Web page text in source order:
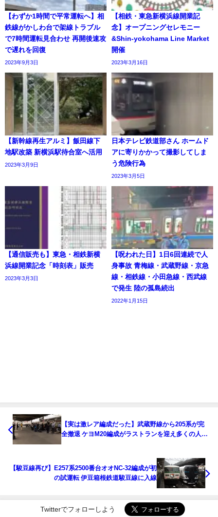
【わずか1時間で平常運転へ】相
鉄線がかしわ台で架線トラブル
で7時間運転見合わせ 再開後速攻
で遅れを回復
2023年9月3日
【相鉄・東急新横浜線開業記
念】オープニングセレモニー
&Shin-yokohama Line Market
開催
2023年3月16日
【新幹線再生アルミ】飯田線下
地駅改築 新横浜駅待合室へ活用
2023年3月9日
日本テレビ鉄道部さん ホームド
アに寄りかかって撮影してしま
う危険行為
2023年3月5日
【通信販売も】東急・相鉄新横
浜線開業記念「時刻表」販売
2023年3月3日
【呪われた日】1日6回連続で人
身事故 青梅線・武蔵野線・京急
線・相鉄線・小田急線・西武線
で発生 陸の孤島続出
2022年1月15日
【実は激レア編成だった】武蔵野線から205系が完
全撤退 ケヨM20編成がラストランを迎え多くの人に
【駿豆線再び】E257系2500番台オオNC-32編成が初
の試運転 伊豆箱根鉄道駿豆線に入線
Twitterでフォローしよう